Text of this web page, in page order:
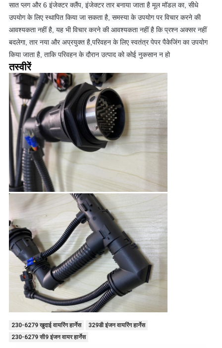
सात प्लग और 6 इंजेक्टर क्लैंप, इंजेक्टर तार बनाया जाता है मूल मॉडल का, सीधे
उपयोग के लिए स्थापित किया जा सकता है, समस्या के उपयोग पर विचार करने की
आवश्यकता नहीं है, यह भी विचार करने की आवश्यकता नहीं है कि प्रश्न अक्सर नहीं
बदलेगा, तार नया और अप्रयुक्त है,परिवहन के लिए स्वतंत्र पेपर पैकेजिंग का उपयोग
किया जाता है, ताकि परिवहन के दौरान उत्पाद को कोई नुकसान न हो
तस्वीरें
230-6279 खुदाई वायरिंग हार्नेस
329डी इंजन वायरिंग हार्नेस
230-6279 सी9 इंजन वायर हार्नेस